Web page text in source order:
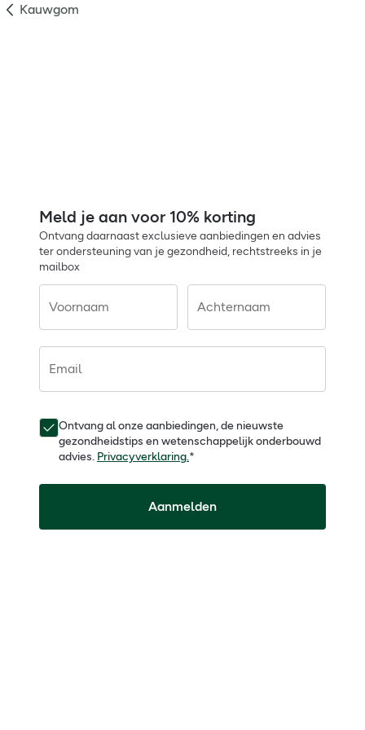
Kauwgom
Meld je aan voor 10% korting
Ontvang daarnaast exclusieve aanbiedingen en advies
ter ondersteuning van je gezondheid, rechtstreeks in je
mailbox
Voornaam Achternaam
Email
Ontvang al onze aanbiedingen, de nieuwste
gezondheidstips en wetenschappelijk onderbouwd
advies. Privacyverklaring.*
Aanmelden